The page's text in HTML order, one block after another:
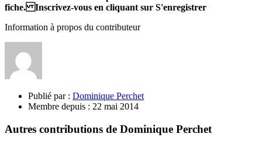
fiche. Inscrivez-vous en cliquant sur S'enregistrer
Information à propos du contributeur
Publié par : Dominique Perchet
Membre depuis : 22 mai 2014
Autres contributions de Dominique Perchet